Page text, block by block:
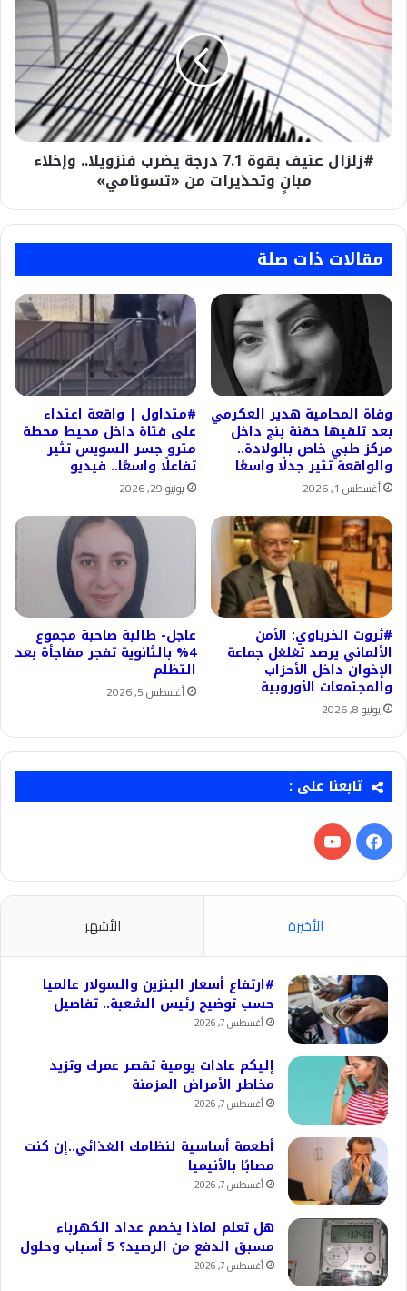
عنيف
بقوة
7.1
درجة
يضرب
فنزويلا..
وإخلاء
مبانٍ
وتحذيرات
#زلزال عنيف بقوة 7.1 درجة يضرب فنزويلا.. وإخلاء
مبانٍ وتحذيرات من «تسونامي»
مقالات ذات صلة
وفاة المحامية هدير العكرمي
بعد تلقيها حقنة بنج داخل
مركز طبي خاص بالولادة..
والواقعة تثير جدلًا واسعًا
أغسطس 1, 2026
#متداول | واقعة اعتداء
على فتاة داخل محيط محطة
مترو جسر السويس تثير
تفاعلًا واسعًا.. فيديو
يونيو 29, 2026
#ثروت الخرباوي: الأمن
الألماني يرصد تغلغل جماعة
الإخوان داخل الأحزاب
والمجتمعات الأوروبية
يونيو 8, 2026
عاجل- طالبة صاحبة مجموع
4% بالثانوية تفجر مفاجأة بعد
التظلم
أغسطس 5, 2026
تابعنا على :
فيسبوك‫YouTube
الأخيرة الأشهر
#ارتفاع أسعار البنزين والسولار عالميا
حسب توضيح رئيس الشعبة.. تفاصيل
أغسطس 7, 2026
إليكم عادات يومية تقصر عمرك وتزيد
مخاطر الأمراض المزمنة
أغسطس 7, 2026
أطعمة أساسية لنظامك الغذائي..إن كنت
مصابًا بالأنيميا
أغسطس 7, 2026
هل تعلم لماذا يخصم عداد الكهرباء
مسبق الدفع من الرصيد؟ 5 أسباب وحلول
أغسطس 7, 2026